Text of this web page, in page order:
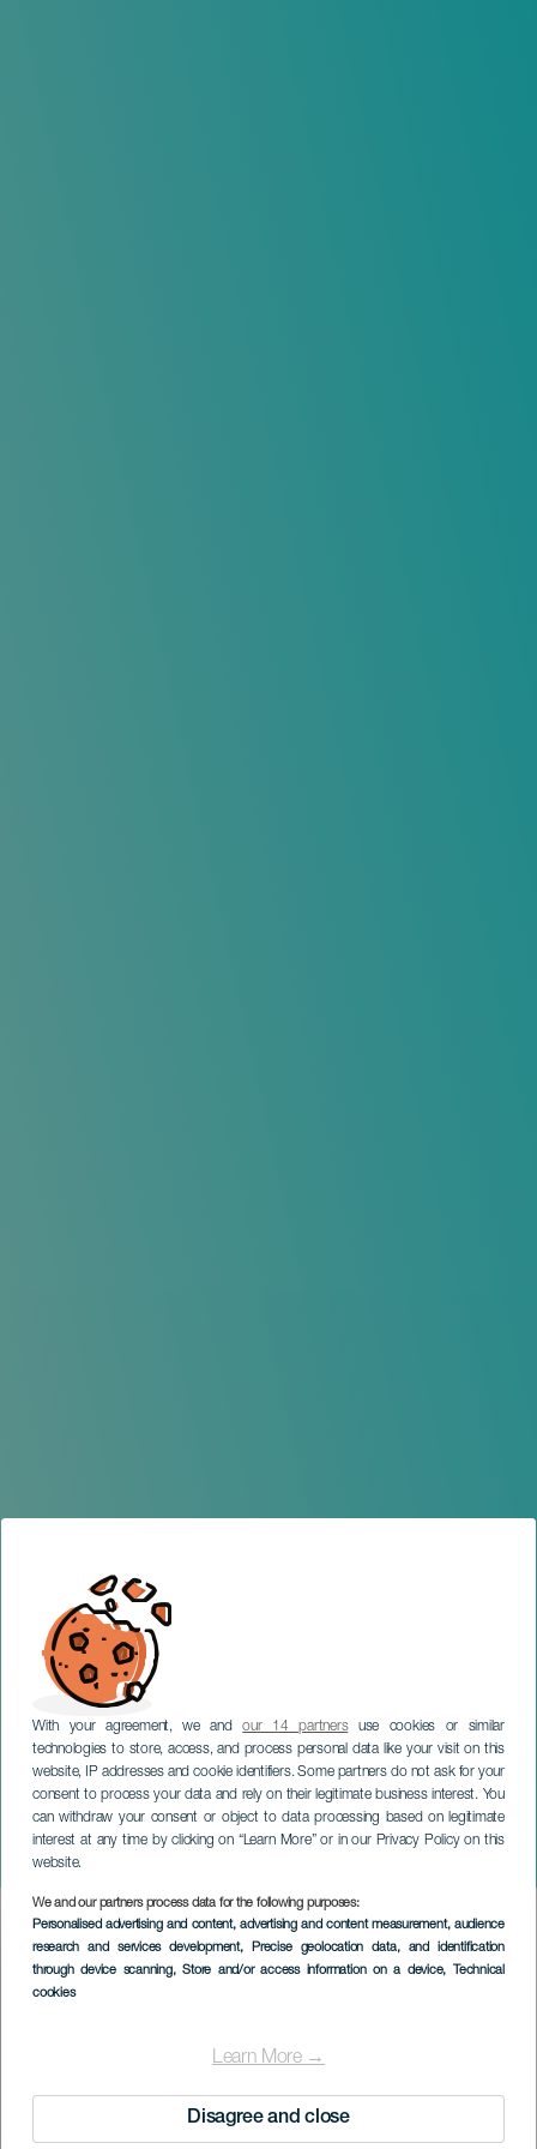
With your agreement, we andour 14 partnersuse cookies or similar
technologies to store, access, and process personal data like your visit on this
website, IP addresses and cookie identifiers. Some partners do not ask for your
consent to process your data and rely on their legitimate business interest. You
can withdraw your consent or object to data processing based on legitimate
interest at any time by clicking on “Learn More” or in our Privacy Policy on this
website.
We and our partners process data for the following purposes:
Personalised advertising and content, advertising and content measurement, audience
research and services development, Precise geolocation data, and identification
through device scanning, Store and/or access information on a device, Technical
cookies
Learn More →
Disagree and close
Rainbow Run Family
TENERIFE
Imagen
Listado